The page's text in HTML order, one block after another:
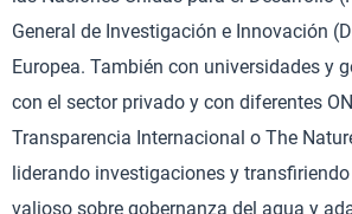
General de Investigación e Innovación
Europea. También con universidades y
con el sector privado y con diferentes
Transparencia Internacional o The
liderando investigaciones y
valioso sobre gobernanza del agua y